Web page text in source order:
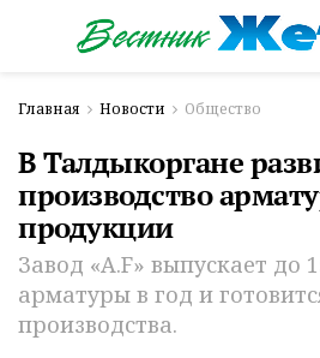
Главная Новости Общество
В Талдыкоргане
производство
продукции
Завод «A.F» выпускает до
арматуры в год и
производства.